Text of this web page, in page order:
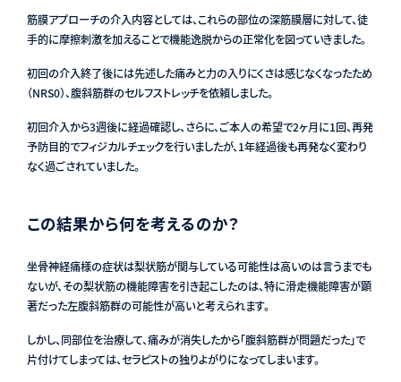
筋膜アプローチの介入内容としては、これらの部位の深筋膜層に対して、徒
手的に摩擦刺激を加えることで機能逸脱からの正常化を図っていきました。
初回の介入終了後には先述した痛みと力の入りにくさは感じなくなったため
（NRS0）、腹斜筋群のセルフストレッチを依頼しました。
初回介入から3週後に経過確認し、さらに、ご本人の希望で2ヶ月に1回、再発
予防目的でフィジカルチェックを行いましたが、1年経過後も再発なく変わり
なく過ごされていました。
この結果から何を考えるのか？
坐骨神経痛様の症状は梨状筋が関与している可能性は高いのは言うまでも
ないが、その梨状筋の機能障害を引き起こしたのは、特に滑走機能障害が顕
著だった左腹斜筋群の可能性が高いと考えられます。
しかし、同部位を治療して、痛みが消失したから「腹斜筋群が問題だった」で
片付けてしまっては、セラピストの独りよがりになってしまいます。